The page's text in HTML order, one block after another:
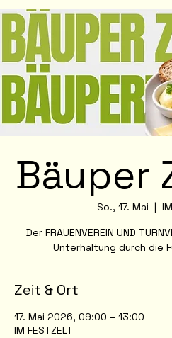
Bäuper
So., 17. Mai
Der FRAUENVEREIN UND
Unterhaltung durch die
Zeit & Ort
17. Mai 2026, 09:00 – 13:00
IM FESTZELT